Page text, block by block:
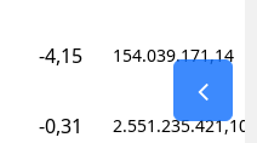
-4,15 154.039.171,14
-0,31 2.551.235.421,10